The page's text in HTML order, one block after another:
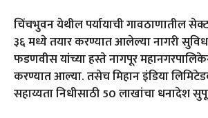
चिंचभुवन येथील पर्यायाची गावठाणातील
३६ मध्ये तयार करण्यात आलेल्या नागरी
फडणवीस यांच्या हस्ते नागपूर
करण्यात आल्या. तसेच मिहान इंडिया
सहाय्यता निधीसाठी 50 लाखांचा धनादेश